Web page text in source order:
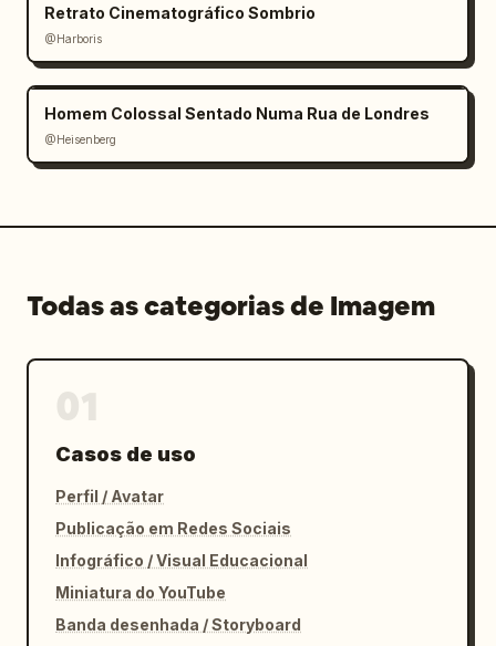
Retrato Cinematográfico Sombrio
@Harboris
Homem Colossal Sentado Numa Rua de Londres
@Heisenberg
Todas as categorias de Imagem
Casos de uso
Perfil / Avatar
Publicação em Redes Sociais
Infográfico / Visual Educacional
Miniatura do YouTube
Banda desenhada / Storyboard